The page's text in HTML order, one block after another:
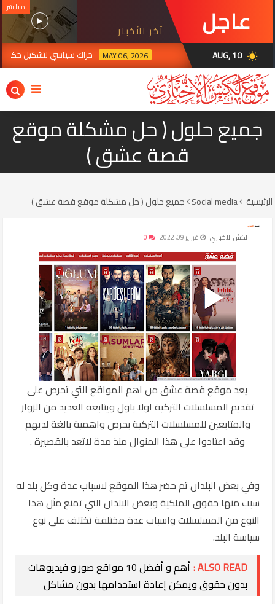
عاجل آخر الأخبار
مباشر
wb_sunny
AUG, 10
2026
MAY 06, 2026 حراك سياسي لتشكيل حكومة الزيدي
جميع حلول ( حل مشكلة موقع
قصة عشق )
الرئيسية Social media جميع حلول ( حل مشكلة موقع قصة عشق )
لكش الاخباري فبراير 09, 2022
يعد موقع قصة عشق من اهم المواقع التي تحرص على
تقديم المسلسلات التركية اولا باول ويتابعه العديد من الزوار
والمتابعين للمسلسلات التركية بحرص واهمية بالغة لديهم
وقد اعتادوا على هذا المنوال منذ مدة لاتعد بالقصيرة .
وفي بعض البلدان تم حضر هذا الموقع لاسباب عدة وكل بلد له
سبب منها حقوق الملكية وبعض البلدان التي تمنع مثل هذا
النوع من المسلسلات واسباب عدة مختلفة تختلف على نوع
سياسة البلد.
ALSO READ :
أهم و أفضل 10 مواقع صور و فيديوهات
بدون حقوق ويمكن إعادة استخدامها بدون مشاكل